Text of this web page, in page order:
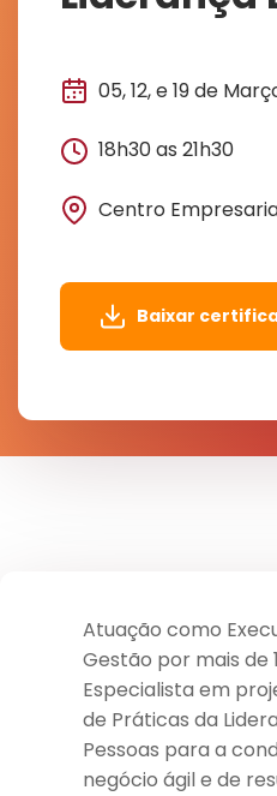
05, 12, e 19 de
18h30 as 21h30
Centro
Baixar
Atuação como
Gestão por mais de
Especialista em
de Práticas da
Pessoas para a
negócio ágil e de